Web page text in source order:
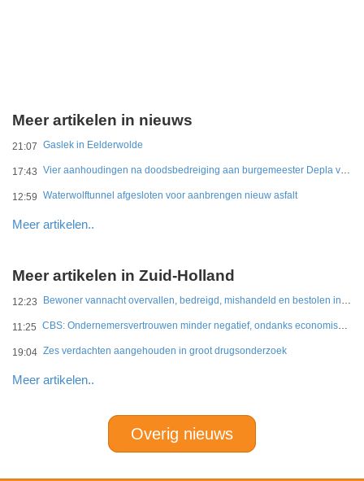
Meer artikelen in nieuws
21:07 Gaslek in Eelderwolde
17:43 Vier aanhoudingen na doodsbedreiging aan burgemeester Depla van Breda
12:59 Waterwolftunnel afgesloten voor aanbrengen nieuw asfalt
Meer artikelen..
Meer artikelen in Zuid-Holland
12:23 Bewoner vannacht overvallen, bedreigd, mishandeld en bestolen in Leidschendam
11:25 CBS: Ondernemersvertrouwen minder negatief, ondanks economische onzekerheid
19:04 Zes verdachten aangehouden in groot drugsonderzoek
Meer artikelen..
Overig nieuws